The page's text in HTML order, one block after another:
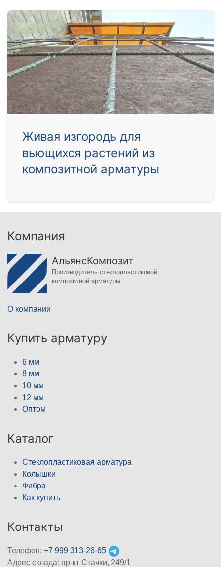
Живая изгородь для
вьющихся растений из
композитной арматуры
Компания
АльянсКомпозит
Производитель стеклопластиковой
композитной арматуры
О компании
Купить арматуру
6 мм
8 мм
10 мм
12 мм
Оптом
Каталог
Стеклопластиковая арматура
Колышки
Фибра
Как купить
Контакты
Телефон: +7 999 313-26-65
Адрес склада: пр-кт Стачки, 249/1